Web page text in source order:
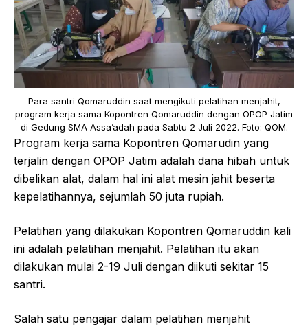
Para santri Qomaruddin saat mengikuti pelatihan menjahit,
program kerja sama Kopontren Qomaruddin dengan OPOP Jatim
di Gedung SMA Assa’adah pada Sabtu 2 Juli 2022. Foto: QOM.
Program kerja sama Kopontren Qomarudin yang
terjalin dengan OPOP Jatim adalah dana hibah untuk
dibelikan alat, dalam hal ini alat mesin jahit beserta
kepelatihannya, sejumlah 50 juta rupiah.
Pelatihan yang dilakukan Kopontren Qomaruddin kali
ini adalah pelatihan menjahit. Pelatihan itu akan
dilakukan mulai 2-19 Juli dengan diikuti sekitar 15
santri.
Salah satu pengajar dalam pelatihan menjahit